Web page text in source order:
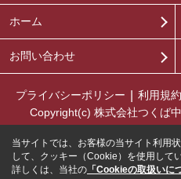
ホーム
お問い合わせ
プライバシーポリシー 利用規約
Copyright(c) 株式会社つくば
当サイトでは、お客様の当サイト利用
して、クッキー（Cookie）を使用してい
詳しくは、当社の 「Cookieの取扱いに